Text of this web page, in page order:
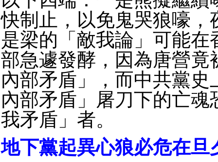
快制止，以免鬼哭狼嚎，
是梁的「敵我論」可能在
部急遽發酵，因為唐營竟
內部矛盾」，而中共黨史
內部矛盾」屠刀下的亡魂
我矛盾」者。
地下黨起異心狼必危在旦